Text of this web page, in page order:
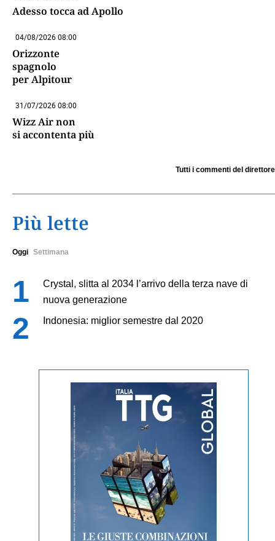
Adesso tocca ad Apollo
04/08/2026 08:00
Orizzonte
spagnolo
per Alpitour
31/07/2026 08:00
Wizz Air non
si accontenta più
Tutti i commenti del direttore
Più lette
Oggi Settimana
Crystal, slitta al 2034 l’arrivo della terza nave di
nuova generazione
Indonesia: miglior semestre dal 2020